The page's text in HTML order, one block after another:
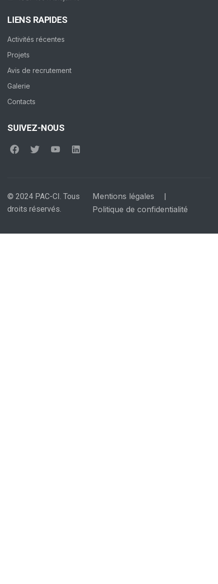
LIENS RAPIDES
Activités récentes
Projets
Avis de recrutement
Galerie
Contacts
SUIVEZ-NOUS
© 2024 PAC-CI. Tous
droits réservés.
Mentions légales
Politique de confidentialité